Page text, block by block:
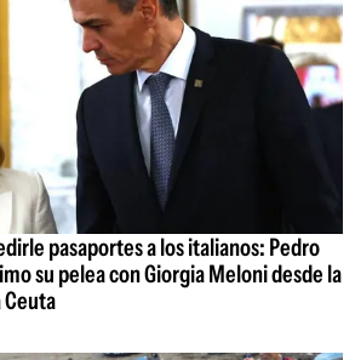
pasaportes a los italianos: Pedro
su pelea con Giorgia Meloni desde la